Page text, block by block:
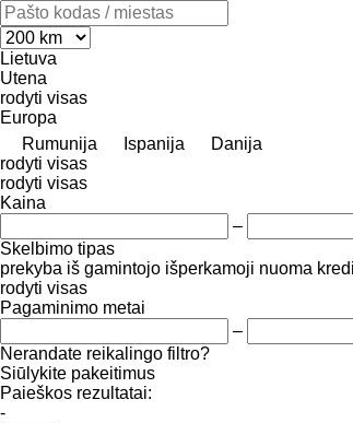
Lietuva
Utena
rodyti visas
Europa
Rumunija
Ispanija
Danija
rodyti visas
rodyti visas
Kaina
–
Skelbimo tipas
prekyba iš gamintojo išperkamoji nuoma
rodyti visas
Pagaminimo metai
–
Nerandate reikalingo filtro?
Siūlykite pakeitimus
Paieškos rezultatai:
-